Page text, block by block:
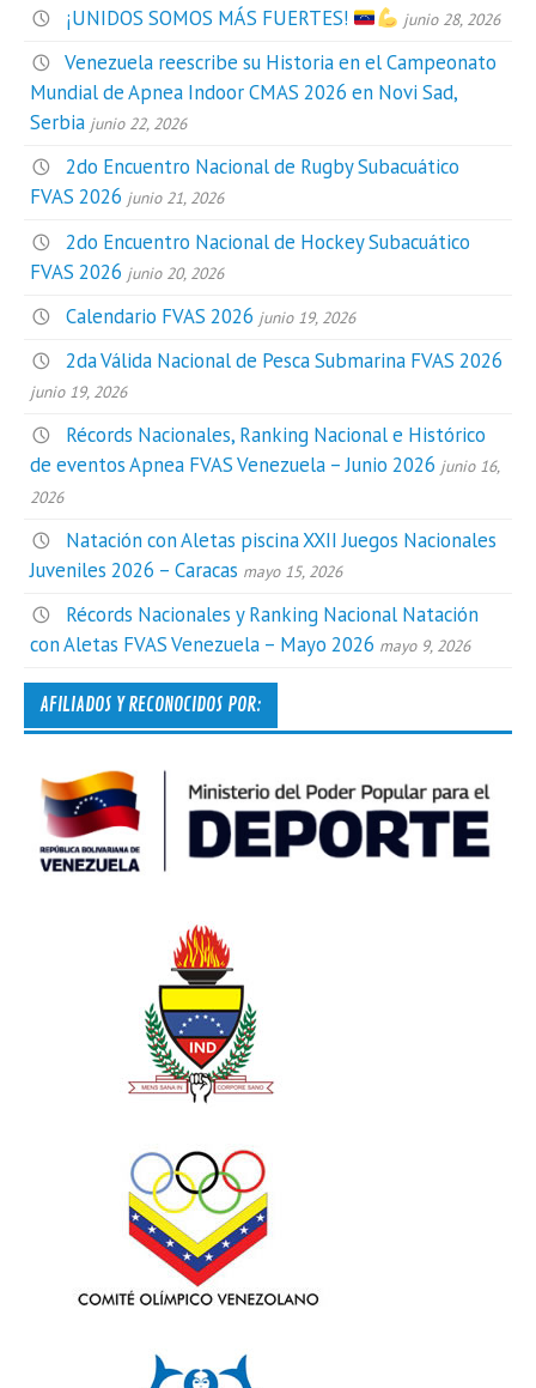
¡UNIDOS SOMOS MÁS FUERTES! junio 28, 2026
Venezuela reescribe su Historia en el Campeonato
Mundial de Apnea Indoor CMAS 2026 en Novi Sad,
Serbia junio 22, 2026
2do Encuentro Nacional de Rugby Subacuático
FVAS 2026 junio 21, 2026
2do Encuentro Nacional de Hockey Subacuático
FVAS 2026 junio 20, 2026
Calendario FVAS 2026 junio 19, 2026
2da Válida Nacional de Pesca Submarina FVAS 2026
junio 19, 2026
Récords Nacionales, Ranking Nacional e Histórico
de eventos Apnea FVAS Venezuela – Junio 2026 junio 16,
2026
Natación con Aletas piscina XXII Juegos Nacionales
Juveniles 2026 – Caracas mayo 15, 2026
Récords Nacionales y Ranking Nacional Natación
con Aletas FVAS Venezuela – Mayo 2026 mayo 9, 2026
AFILIADOS Y RECONOCIDOS POR: